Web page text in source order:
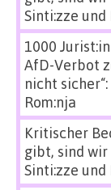
Sinti:zze und
1000
AfD-Verbot
nicht
Rom:nja
Kritischer
gibt, sind wir
Sinti:zze und